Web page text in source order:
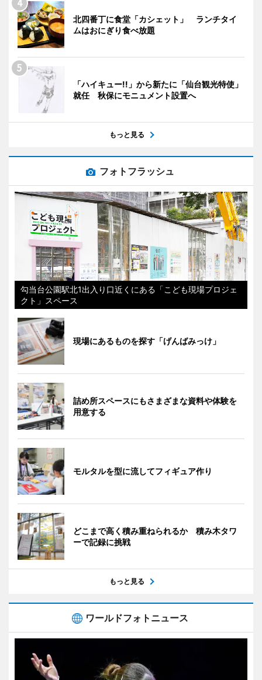
北四番丁に食堂「カシェット」 ランチタイ
ムはおにぎり食べ放題
「ハイキュー!!」から新たに「仙台観光特使」
就任 秋保にモニュメント設置へ
もっと見る
フォトフラッシュ
勾当台公園駅北1出入り口近くにある「こども現場プロジェ
クト」スペース
現場にあるものを探す「げんばみっけ」
詰め所スペースにもさまざまな資料や体験を
用意する
モルタルを型に流してフィギュア作り
どこまで高く積み重ねられるか 積み木タワ
ーで記録に挑戦
もっと見る
ワールドフォトニュース